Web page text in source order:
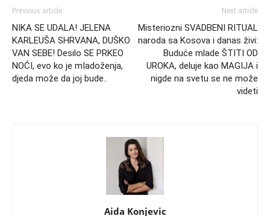
Previous article
NIKA SE UDALA! JELENA
KARLEUŠA SHRVANA, DUŠKO
VAN SEBE! Desilo SE PRKEO
NOĆI, evo ko je mIadoženja,
djeda može da joj bude..
Next article
Misteriozni SVADBENI RITUAL
naroda sa Kosova i danas živi:
Buduće mlade ŠTITI OD
UROKA, deluje kao MAGIJA i
nigde na svetu se ne može
videti
Aida Konjevic